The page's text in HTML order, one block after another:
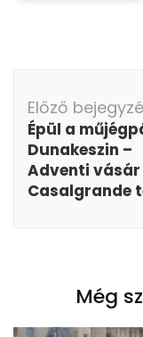
navigáció
Előző
Épül a
Dunakeszin –
Adventi vásár
Casalgrande
Még